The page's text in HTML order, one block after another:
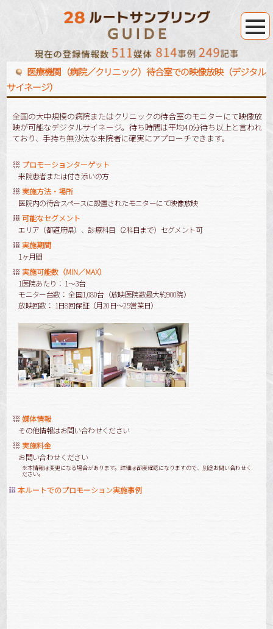
医療機関（病院／クリニック）待合室での映像放映（デジタル
サイネージ）
全国の大中規模の病院またはクリニックの待合室のモニターにて映像放
映が可能なデジタルサイネージ。待ち時間は平均40分待ち以上と言われ
ており、手持ち無沙汰な来院者に確実にアプローチできます。
プロモーションターゲット
来院患者または付き添いの方
実施方法・場所
医院内の待合スペースに設置されたモニターにて映像放映
可能なセグメント
エリア（都道府県）、診療科目（2科目まで）セグメント可
実施期間
1ヶ月間
実施可能数（MIN／MAX）
1医院あたり： 1～3台
モニター台数： 全国1,080台（放映医院数最大約900院）
放映回数： 1日8回保証（月20日～25営業日）
媒体情報
その他情報はお問い合わせください
実施料金
お問い合わせください
※本情報は変更になる場合があります。詳細は都度確認になりますので、別途お問い合わせく
ださい。
本ルートでのプロモーション実施事例